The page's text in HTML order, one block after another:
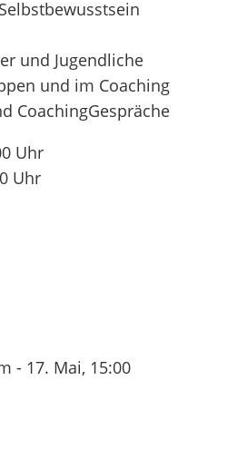
und Jugendliche
und im Coaching
CoachingGespräche
Uhr
Uhr
- 17. Mai, 15:00